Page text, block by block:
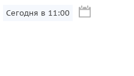
Завтра в 11:00